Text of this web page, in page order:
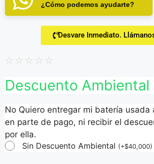
¿Cómo podemos ayudarte?
Desvare Inmediato.
☆ ☆ ☆ ☆ ☆
Descuento Ambiental
No Quiero entregar mi batería usada
en parte de pago, ni recibir el
por ella.
Sin Descuento Ambiental (+$40,000)